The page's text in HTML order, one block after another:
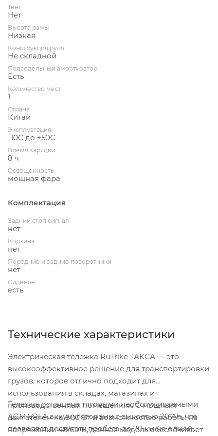
Тент
Нет
Высота рамы
Низкая
Конструкция руля
Не складной
Подседельный амортизатор
Есть
Количество мест
1
Страна
Китай
Эксплуатация
-10С до +50С
Время зарядки
8 ч
Освещенность
мощная фара
Комплектация
Задний стоп сигнал
нет
Корзина
нет
Передние и задние поворотники
нет
Сиденье
есть
Технические характеристики
Электрическая тележка RuTrike ТАКСА — это
высокоэффективное решение для транспортировки
грузов, которое отлично подходит для
использования в складах, магазинах и
производственных помещениях. С мощным
двигателем на 800 Вт и возможностью работы на
напряжении 48/60 В, данная модель обеспечивает
Тележка оснащена тяговыми необслуживаемыми
AGM VRLA аккумуляторами с емкостью 20 Ah, что
позволяет достигать пробега до 20 км на одной